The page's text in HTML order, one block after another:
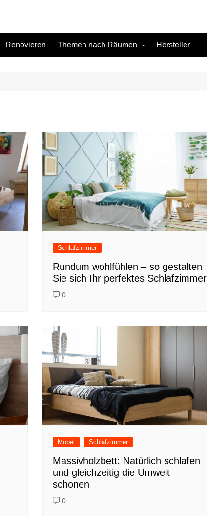
Renovieren Themen nach Räumen
Wohnzimmer
Hersteller
Schlafzimmer
Rundum wohlfühlen – so gestalten
Sie sich Ihr perfektes Schlafzimmer
0
Möbel Schlafzimmer
Massivholzbett: Natürlich schlafen
und gleichzeitig die Umwelt
schonen
0